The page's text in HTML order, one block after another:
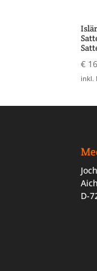
€
inkl.
D-